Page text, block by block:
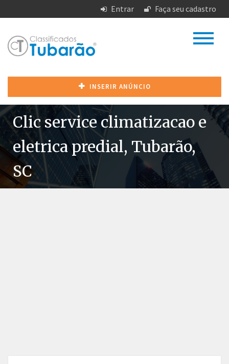
Entrar Faça seu cadastro
INSERIR ANÚNCIO
Clic service climatizacao e
eletrica predial, Tubarão,
SC